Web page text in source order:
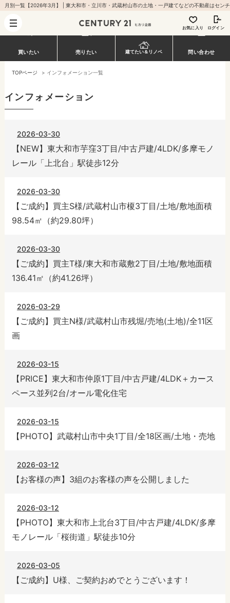
月別一
お気に入り ログイン
買いたい 売りたい 建てたい＆リノベ 問い合わせ
TOPページ > インフォメーション一覧
インフォメーション
2026-03-30
【NEW】東大和市芋窪3丁目/中古戸建/4LDK/多摩モノ
レール「上北台」駅徒歩12分
2026-03-30
【ご成約】買主S様/武蔵村山市榎3丁目/土地/敷地面積
98.54㎡（約29.80坪）
2026-03-30
【ご成約】買主T様/東大和市蔵敷2丁目/土地/敷地面積
136.41㎡（約41.26坪）
2026-03-29
【ご成約】買主N様/武蔵村山市残堀/売地(土地)/全11区
画
2026-03-15
【PRICE】東大和市仲原1丁目/中古戸建/4LDK＋カース
ペース並列2台/オール電化住宅
2026-03-15
【PHOTO】武蔵村山市中央1丁目/全18区画/土地・売地
2026-03-12
【お客様の声】3組のお客様の声を公開しました
2026-03-12
【PHOTO】東大和市上北台3丁目/中古戸建/4LDK/多摩
モノレール「桜街道」駅徒歩10分
2026-03-05
【ご成約】U様、ご契約おめでとうございます！